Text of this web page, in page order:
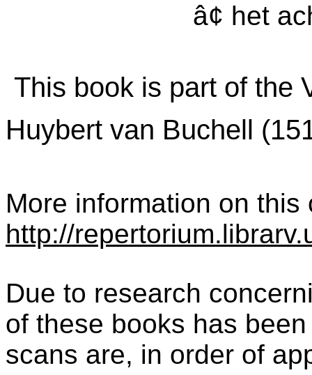
â¢ het
This book is part of the
Huybert van Buchell
More information on
http://
Due to research
of these books has
scans are, in order of